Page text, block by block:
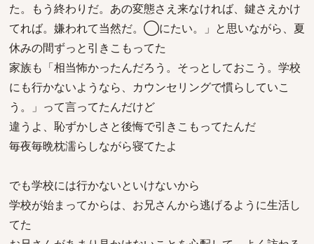
た。もう終わりだ。あの変態さえ来なければ、鍵さえかけ
てれば。嫌われて当然だ。◯にたい。」と思いながら、夏
休みの間ずっと引きこもってた
家族も「相当怖かったんだろう。そっとしておこう。学校
にも行かないようなら、カウンセリングで慣らしていこ
う。」って言ってたんだけど
違うよ、恥ずかしさと後悔で引きこもってたんだ
毎夜毎晩枕濡らしながら寝てたよ
でも学校には行かないといけないから
学校が始まってからは、お兄さんから逃げるように生活し
てた